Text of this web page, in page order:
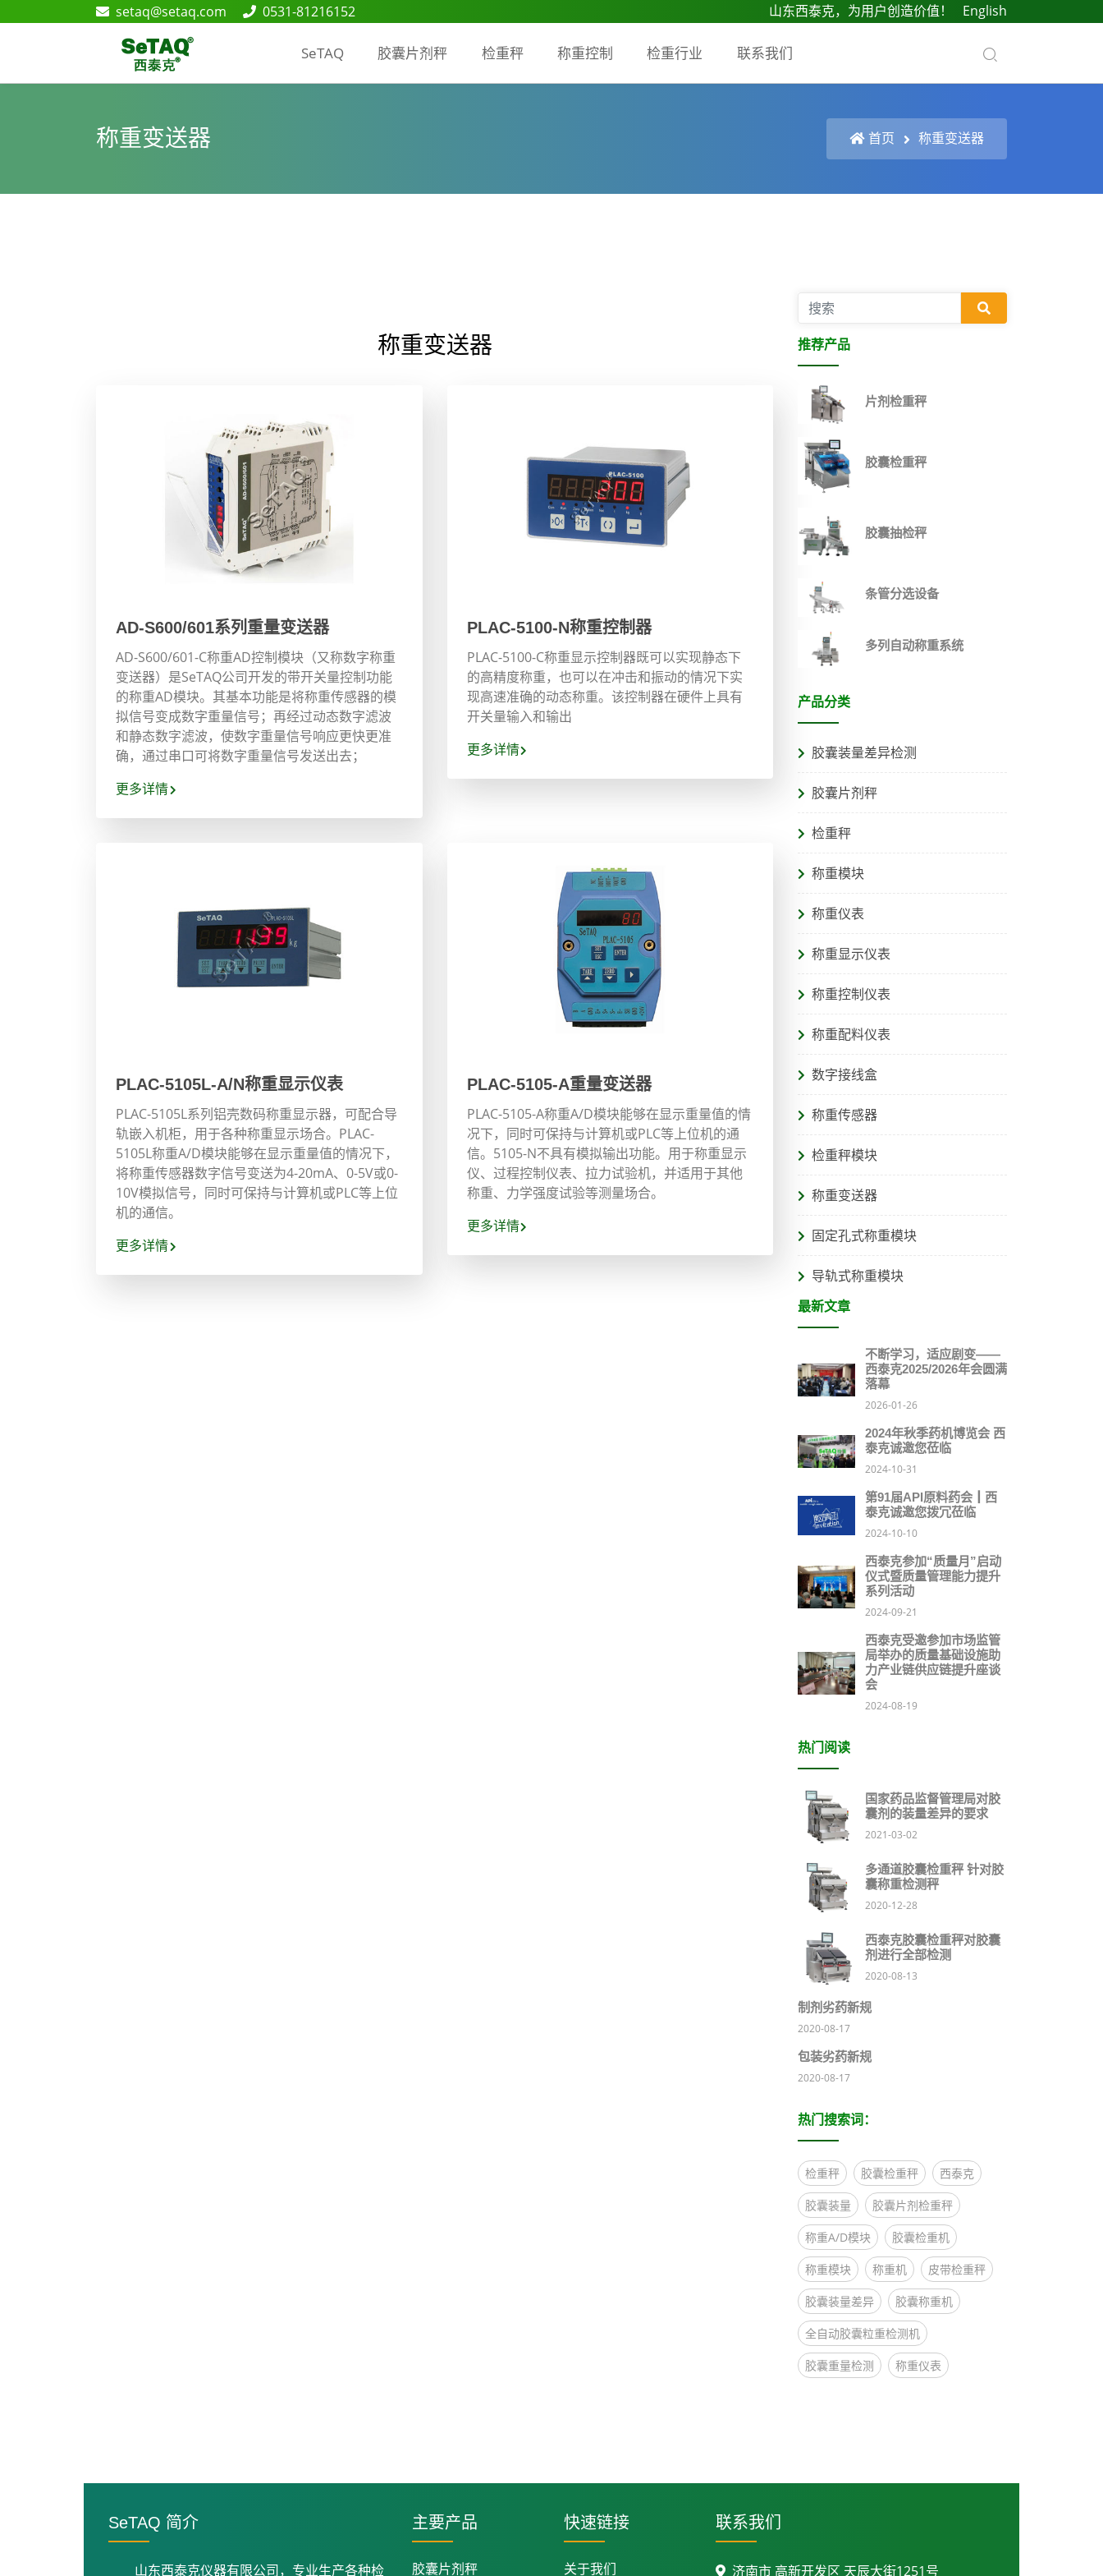
setaq@setaq.com 0531-81216152 山东西泰克，为用户创造价值！ English
SeTAQ 胶囊片剂秤 检重秤 称重控制 检重行业 联系我们
称重变送器 首页 称重变送器
称重变送器
AD-S600/601系列重量变送器
AD-S600/601-C称重AD控制模块（又称数字称重
变送器）是SeTAQ公司开发的带开关量控制功能
的称重AD模块。其基本功能是将称重传感器的模
拟信号变成数字重量信号；再经过动态数字滤波
和静态数字滤波，使数字重量信号响应更快更准
确，通过串口可将数字重量信号发送出去；
更多详情
PLAC-5100-N称重控制器
PLAC-5100-C称重显示控制器既可以实现静态下
的高精度称重，也可以在冲击和振动的情况下实
现高速准确的动态称重。该控制器在硬件上具有
开关量输入和输出
更多详情
PLAC-5105L-A/N称重显示仪表
PLAC-5105L系列铝壳数码称重显示器，可配合导
轨嵌入机柜，用于各种称重显示场合。PLAC-
5105L称重A/D模块能够在显示重量值的情况下，
将称重传感器数字信号变送为4-20mA、0-5V或0-
10V模拟信号，同时可保持与计算机或PLC等上位
机的通信。
更多详情
PLAC-5105-A重量变送器
PLAC-5105-A称重A/D模块能够在显示重量值的情
况下，同时可保持与计算机或PLC等上位机的通
信。5105-N不具有模拟输出功能。用于称重显示
仪、过程控制仪表、拉力试验机，并适用于其他
称重、力学强度试验等测量场合。
更多详情
推荐产品
片剂检重秤
胶囊检重秤
胶囊抽检秤
条管分选设备
多列自动称重系统
产品分类
胶囊装量差异检测
胶囊片剂秤
检重秤
称重模块
称重仪表
称重显示仪表
称重控制仪表
称重配料仪表
数字接线盒
称重传感器
检重秤模块
称重变送器
固定孔式称重模块
导轨式称重模块
最新文章
不断学习，适应剧变——
西泰克2025/2026年会圆满
落幕
2026-01-26
2024年秋季药机博览会 西
泰克诚邀您莅临
2024-10-31
第91届API原料药会┃西
泰克诚邀您拨冗莅临
2024-10-10
西泰克参加“质量月”启动
仪式暨质量管理能力提升
系列活动
2024-09-21
西泰克受邀参加市场监管
局举办的质量基础设施助
力产业链供应链提升座谈
会
2024-08-19
热门阅读
国家药品监督管理局对胶
囊剂的装量差异的要求
2021-03-02
多通道胶囊检重秤 针对胶
囊称重检测秤
2020-12-28
西泰克胶囊检重秤对胶囊
剂进行全部检测
2020-08-13
制剂劣药新规
2020-08-17
包装劣药新规
2020-08-17
热门搜索词：
检重秤 胶囊检重秤 西泰克
胶囊装量 胶囊片剂检重秤
称重A/D模块 胶囊检重机
称重模块 称重机 皮带检重秤
胶囊装量差异 胶囊称重机
全自动胶囊粒重检测机
胶囊重量检测 称重仪表
SeTAQ 简介
山东西泰克仪器有限公司，专业生产各种检
主要产品
胶囊片剂秤
快速链接
关于我们
联系我们
济南市 高新开发区 天辰大街1251号